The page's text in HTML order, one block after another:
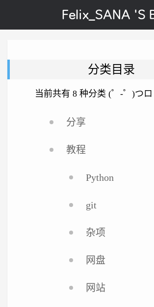
Felix_SANA 'S
分类目录
当前共有 8 种分类 (゜-゜)つ
分享
教程
Python
git
杂项
网盘
网站